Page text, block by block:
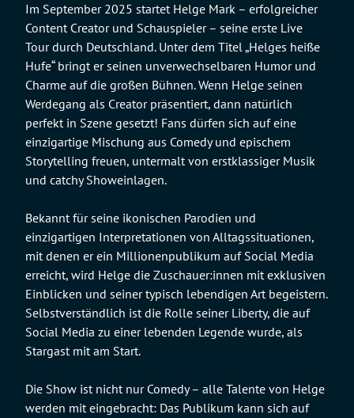
Im September 2025 startet Helge Mark – erfolgreicher
Content Creator und Schauspieler – seine erste Live
Tour durch Deutschland. Unter dem Titel „Helges heiße
Hufe“ bringt er seinen unverwechselbaren Humor und
Charme auf die großen Bühnen. Wenn Helge seinen
Werdegang als Creator präsentiert, dann natürlich
perfekt in Szene gesetzt! Fans dürfen sich auf eine
einzigartige Mischung aus Comedy und epischem
Storytelling freuen, untermalt von erstklassiger Musik
und catchy Showeinlagen.
Bekannt für seine ikonischen Parodien und
einzigartigen Interpretationen von Alltagssituationen,
mit denen er ein Millionenpublikum auf Social Media
erreicht, wird Helge die Zuschauer:innen mit exklusiven
Einblicken und seiner typisch lebendigen Art begeistern.
Selbstverständlich ist die Rolle seiner Liberty, die auf
Social Media zu einer lebenden Legende wurde, als
Stargast mit am Start.
Die Show ist nicht nur Comedy – alle Talente von Helge
werden mit eingebracht: Das Publikum kann sich auf